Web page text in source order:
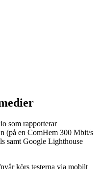
som rapporterar
(på en ComHem 300 Mbit/s
samt Google Lighthouse
körs testerna via mobilt